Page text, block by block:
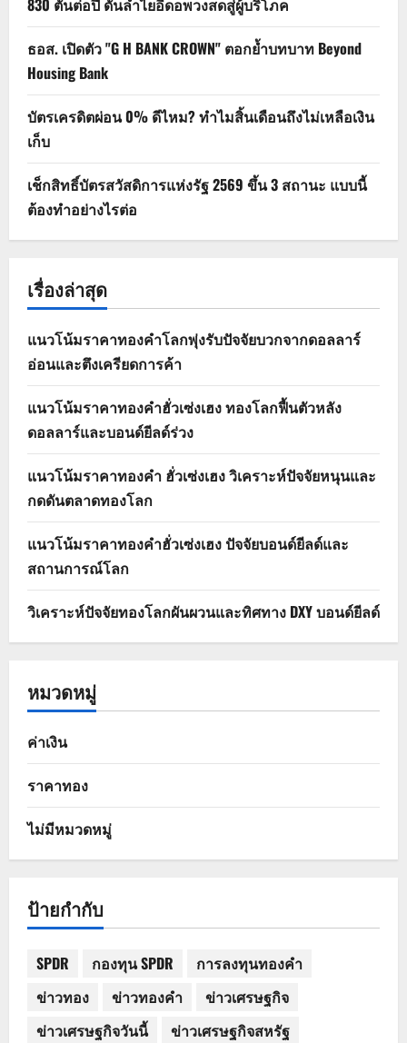
830 ตันต่อปี ดันลำไยอีดอพวงสดสู่ผู้บริโภค
ธอส. เปิดตัว "G H BANK CROWN" ตอกย้ำบทบาท Beyond
Housing Bank
บัตรเครดิตผ่อน 0% ดีไหม? ทำไมสิ้นเดือนถึงไม่เหลือเงิน
เก็บ
เช็กสิทธิ์บัตรสวัสดิการแห่งรัฐ 2569 ขึ้น 3 สถานะ แบบนี้
ต้องทำอย่างไรต่อ
เรื่องล่าสุด
แนวโน้มราคาทองคำโลกพุ่งรับปัจจัยบวกจากดอลลาร์
อ่อนและตึงเครียดการค้า
แนวโน้มราคาทองคำฮั่วเซ่งเฮง ทองโลกฟื้นตัวหลัง
ดอลลาร์และบอนด์ยีลด์ร่วง
แนวโน้มราคาทองคำ ฮั่วเซ่งเฮง วิเคราะห์ปัจจัยหนุนและ
กดดันตลาดทองโลก
แนวโน้มราคาทองคำฮั่วเซ่งเฮง ปัจจัยบอนด์ยีลด์และ
สถานการณ์โลก
วิเคราะห์ปัจจัยทองโลกผันผวนและทิศทาง DXY บอนด์ยีลด์
หมวดหมู่
ค่าเงิน
ราคาทอง
ไม่มีหมวดหมู่
ป้ายกำกับ
SPDR กองทุน SPDR
การลงทุนทองคำ
ข่าวทอง
ข่าวทองคำ
ข่าวเศรษฐกิจ
ข่าวเศรษฐกิจวันนี้
ข่าวเศรษฐกิจสหรัฐ